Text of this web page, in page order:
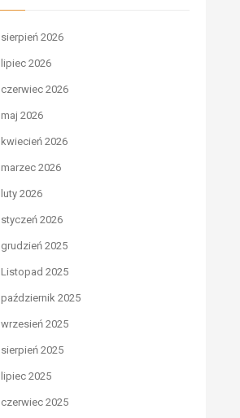
sierpień 2026
lipiec 2026
czerwiec 2026
maj 2026
kwiecień 2026
marzec 2026
luty 2026
styczeń 2026
grudzień 2025
Listopad 2025
październik 2025
wrzesień 2025
sierpień 2025
lipiec 2025
czerwiec 2025